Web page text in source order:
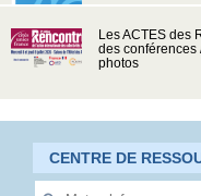
Les ACTES des
des conférences
photos
CENTRE DE